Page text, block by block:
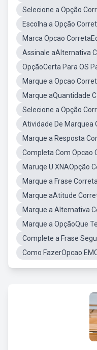
Selecione a Opção
Escolha a Opção
Marca Opcao
Assinale aAlternativa
OpçãoCerta Para OS
Marque a Opcao
Marque aQuantidade
Selecione a Opção
Atividade De Marquea
Marque a Resposta
Completa Com Opcao
Maruqe U XNAOpção
Marque a Frase
Marque aAtitude
Marque a Alternativa
Marque a OpçãoQue
Complete a Frase
Como FazerOpcao